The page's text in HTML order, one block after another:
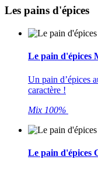
Les pains d'épices
Le pain d'épices
Un pain d’épices
caractère !
Mix 100%
Le pain d'épices